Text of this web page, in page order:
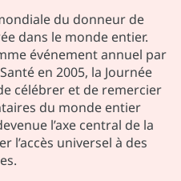
du donneur de
dans le monde entier.
événement annuel par
en 2005, la Journée
célébrer et de remercier
du monde entier
l’axe central de la
l’accès universel à des